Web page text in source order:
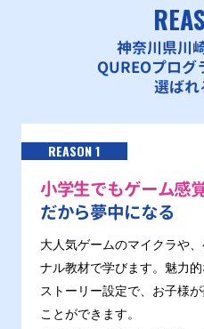
神奈川県川
QUREOプログ
選ばれ
REASON 1
小学生でもゲーム感
だから夢中になる
大人気ゲームのマイクラや
ナル教材で学びます。魅力
ストーリー設定で、お子様
ことができます。